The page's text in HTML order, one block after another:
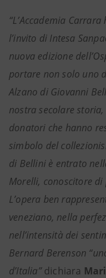
“L’Accademia
l’invito di Intesa
nuova edizione
portare non solo uno
Alzano di Giovanni
nostra secolare
donatori che hanno
simbolo del
di Bellini è entrato
Morelli, conoscitore di
L’opera ben
veneziano, nella
nell’intensità dei
Bernard Berenson
d’Italia”dichiara